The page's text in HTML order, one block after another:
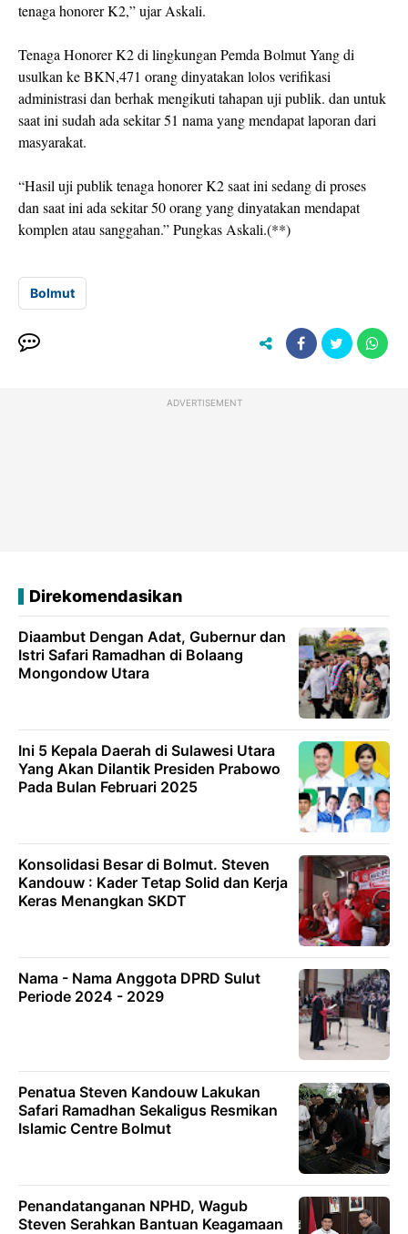
tenaga honorer K2,” ujar Askali.
Tenaga Honorer K2 di lingkungan Pemda Bolmut Yang di
usulkan ke BKN,471 orang dinyatakan lolos verifikasi
administrasi dan berhak mengikuti tahapan uji publik. dan untuk
saat ini sudah ada sekitar 51 nama yang mendapat laporan dari
masyarakat.
“Hasil uji publik tenaga honorer K2 saat ini sedang di proses
dan saat ini ada sekitar 50 orang yang dinyatakan mendapat
komplen atau sanggahan.” Pungkas Askali.(**)
Bolmut
ADVERTISEMENT
Direkomendasikan
Diaambut Dengan Adat, Gubernur dan
Istri Safari Ramadhan di Bolaang
Mongondow Utara
Ini 5 Kepala Daerah di Sulawesi Utara
Yang Akan Dilantik Presiden Prabowo
Pada Bulan Februari 2025
Konsolidasi Besar di Bolmut. Steven
Kandouw : Kader Tetap Solid dan Kerja
Keras Menangkan SKDT
Nama - Nama Anggota DPRD Sulut
Periode 2024 - 2029
Penatua Steven Kandouw Lakukan
Safari Ramadhan Sekaligus Resmikan
Islamic Centre Bolmut
Penandatanganan NPHD, Wagub
Steven Serahkan Bantuan Keagamaan